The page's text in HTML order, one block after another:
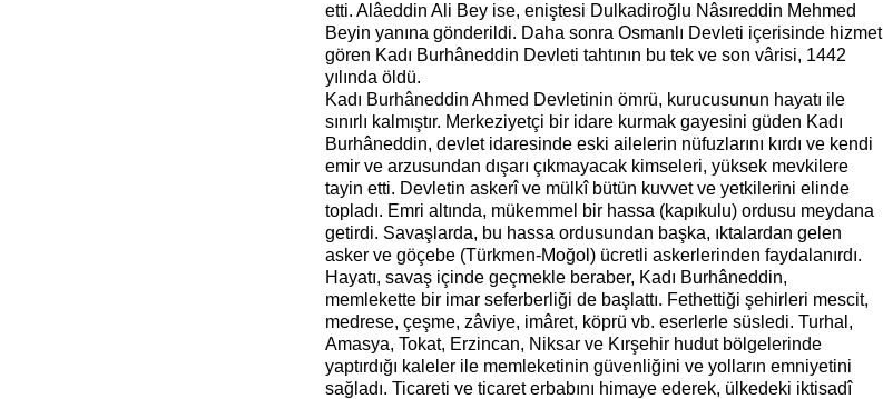
etti. Alâeddin Ali Bey ise, eniştesi Dulkadiroğlu Nâsıreddin Mehmed
Beyin yanına gönderildi. Daha sonra Osmanlı Devleti içerisinde hizmet
gören Kadı Burhâneddin Devleti tahtının bu tek ve son vârisi, 1442
yılında öldü.
Kadı Burhâneddin Ahmed Devletinin ömrü, kurucusunun hayatı ile
sınırlı kalmıştır. Merkeziyetçi bir idare kurmak gayesini güden Kadı
Burhâneddin, devlet idaresinde eski ailelerin nüfuzlarını kırdı ve kendi
emir ve arzusundan dışarı çıkmayacak kimseleri, yüksek mevkilere
tayin etti. Devletin askerî ve mülkî bütün kuvvet ve yetkilerini elinde
topladı. Emri altında, mükemmel bir hassa (kapıkulu) ordusu meydana
getirdi. Savaşlarda, bu hassa ordusundan başka, ıktalardan gelen
asker ve göçebe (Türkmen-Moğol) ücretli askerlerinden faydalanırdı.
Hayatı, savaş içinde geçmekle beraber, Kadı Burhâneddin,
memlekette bir imar seferberliği de başlattı. Fethettiği şehirleri mescit,
medrese, çeşme, zâviye, imâret, köprü vb. eserlerle süsledi. Turhal,
Amasya, Tokat, Erzincan, Niksar ve Kırşehir hudut bölgelerinde
yaptırdığı kaleler ile memleketinin güvenliğini ve yolların emniyetini
sağladı. Ticareti ve ticaret erbabını himaye ederek, ülkedeki iktisadî